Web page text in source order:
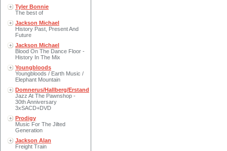
Tyler Bonnie
The best of
Jackson Michael
History Past, Present And
Future
Jackson Michael
Blood On The Dance Floor -
History In The Mix
Youngbloods
Youngbloods / Earth Music /
Elephant Mountain
Domnerus/Hallberg/Erstand
Jazz At The Pawnshop -
30th Anniversary
3xSACD+DVD
Prodigy
Music For The Jilted
Generation
Jackson Alan
Freight Train